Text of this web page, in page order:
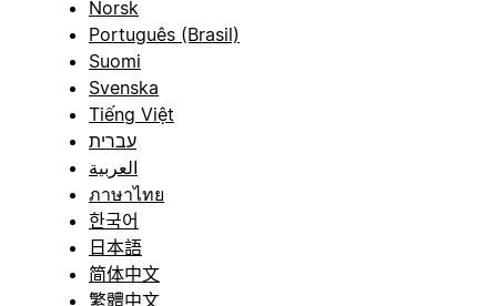
Norsk
Português (Brasil)
Suomi
Svenska
Tiếng Việt
עברית
العربية
ภาษาไทย
한국어
日本語
简体中文
繁體中文